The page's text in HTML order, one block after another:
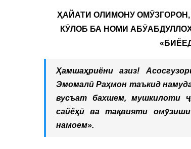
ҲАЙАТИ ОЛИМОНУ
КӮЛОБ БА НОМИ
Ҳамшаҳриёни азиз!
Эмомалӣ Раҳмон таъкид
вусъат бахшем, мушкилоти
сайёҳӣ ва тақвияти
намоем».